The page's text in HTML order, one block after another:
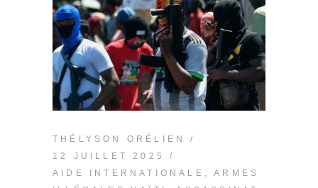
THÉLYSON ORÉLIEN
12 JUILLET 2025
AIDE INTERNATIONALE
,ARMES